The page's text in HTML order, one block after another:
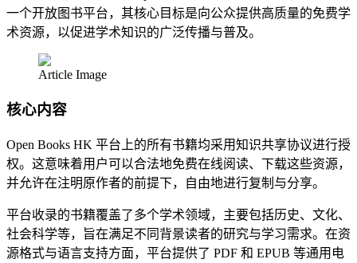
一个开放图书平台，其核心目标是向公众提供高质量的免费学
术资源，以促进学术知识的广泛传播与普及。
Article Image
核心内容
Open Books HK 平台上的所有书籍均采用知识共享协议进行授
权。这意味着用户可以合法地免费在线阅读、下载这些资源，
并允许在注明原作者的前提下，自由地进行复制与分享。
平台收录的书籍覆盖了多个学术领域，主要包括历史、文化、
社会科学等，旨在满足不同背景读者的研究与学习需求。在资
源格式与语言支持方面，平台提供了 PDF 和 EPUB 等通用电